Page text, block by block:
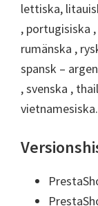
lettiska,
, portugisiska
rumänska ,
spansk –
, svenska ,
vietnamesiska.